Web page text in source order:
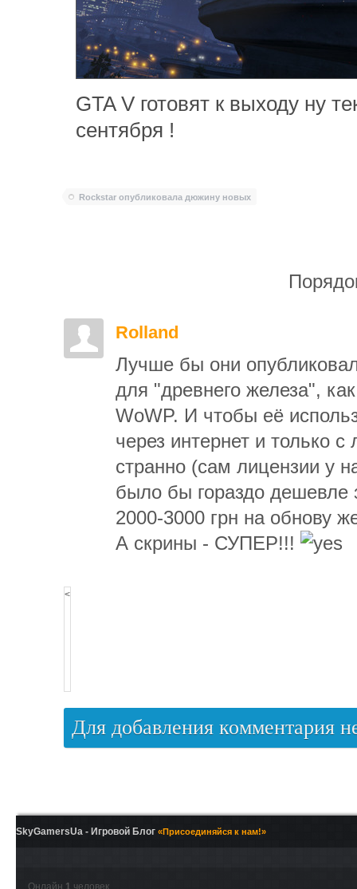
GTA V готовят к выходу ну
сентября !
Rockstar опубликовала дюжину новых
Rolland
Лучше бы они
для "древнего железа",
WoWP. И чтобы её
через интернет и только
странно (сам лицензии у
было бы гораздо дешевле
2000-3000 грн на обнову
А скрины - СУПЕР!!!
<
Для добавления комментария
SkyGamersUa - Игровой Блог «Присоединяйся к нам!»
Онлайн 1 человек